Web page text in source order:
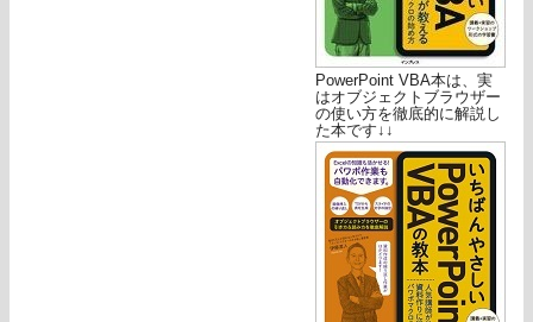
PowerPoint VBA本は、実
はオブジェクトブラウザー
の使い方を徹底的に解説し
た本です↓↓